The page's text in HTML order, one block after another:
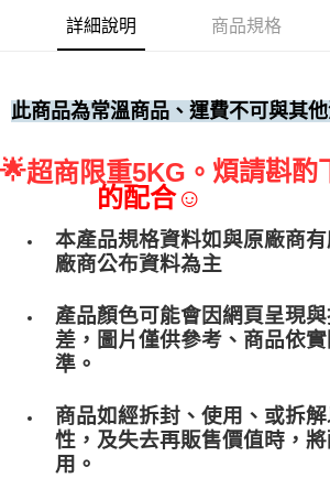
詳細說明 商品規格
此商品為常溫商品、運費不可與其
🌟超商限重5KG。 煩請斟酌
的配合☺
本產品規格資料如與原廠商
廠商公布資料為主
產品顏色可能會因網頁呈現
差，圖片僅供參考、商品依
準。
商品如經拆封、使用、或拆
性，及失去再販售價值時，
用。